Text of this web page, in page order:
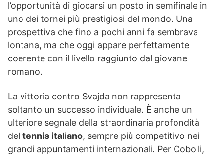
l’opportunità di giocarsi un posto in semifinale in
uno dei tornei più prestigiosi del mondo. Una
prospettiva che fino a pochi anni fa sembrava
lontana, ma che oggi appare perfettamente
coerente con il livello raggiunto dal giovane
romano.
La vittoria contro Svajda non rappresenta
soltanto un successo individuale. È anche un
ulteriore segnale della straordinaria profondità
del tennis italiano, sempre più competitivo nei
grandi appuntamenti internazionali. Per Cobolli,